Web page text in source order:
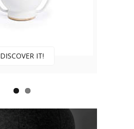
DISCOVER IT!